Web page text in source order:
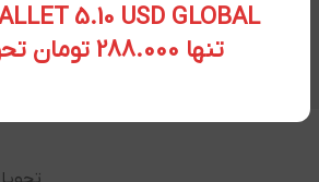
5.10 USD GLOBAL
تنها 288.000 تومان تحویل آنی